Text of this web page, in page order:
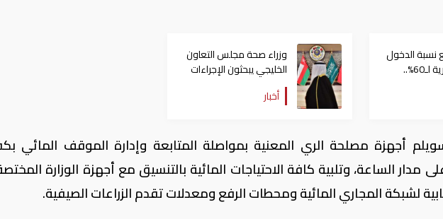
نسبة الدخول
للمراكز التجارية لـ60%..
المتبعة
وزراء صحة مجلس التعاون
الخليجي يبحثون الإجراءات
المتبعة بشأن كورونا
أخبار
أجهزة مصلحة الري المعنية بمواصلة المتابعة وإدارة الموقف المائي
مدار الساعة، وتلبية كافة الاحتياجات المائية بالتنسيق مع أجهزة الوزارة
لشبكة المجاري المائية ومحطات الرفع ومعدلات تقدم الزراعات الصيفية.